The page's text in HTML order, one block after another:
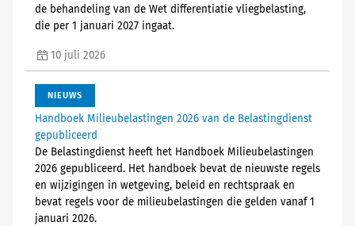
de behandeling van de Wet differentiatie vliegbelasting,
die per 1 januari 2027 ingaat.
10 juli 2026
NIEUWS
Handboek Milieubelastingen 2026 van de Belastingdienst
gepubliceerd
De Belastingdienst heeft het Handboek Milieubelastingen
2026 gepubliceerd. Het handboek bevat de nieuwste regels
en wijzigingen in wetgeving, beleid en rechtspraak en
bevat regels voor de milieubelastingen die gelden vanaf 1
januari 2026.